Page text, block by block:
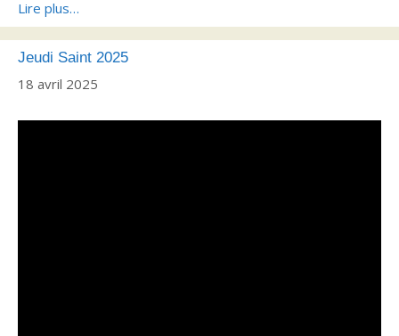
Lire plus…
Jeudi Saint 2025
18 avril 2025